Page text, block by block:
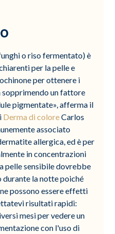
o riso fermentato) è
per la pelle e
per ottenere i
sopprimendo un fattore
pigmentate», afferma il
Derma di coloreCarlos
associato
allergica, ed è per
in concentrazioni
pelle sensibile dovrebbe
la notte poiché
possono essere effetti
risultati rapidi:
mesi per vedere un
con l'uso di